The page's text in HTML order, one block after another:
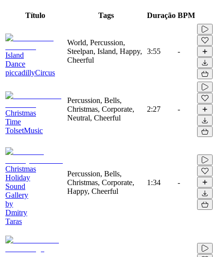
Título Tags Duração BPM
Island
Dance
piccadillyCircus
World, Percussion,
Steelpan, Island, Happy,
Cheerful
3:55 -
Christmas
Time
TolsetMusic
Percussion, Bells,
Christmas, Corporate,
Neutral, Cheerful
2:27 -
Christmas
Holiday
Sound
Gallery
by
Dmitry
Taras
Percussion, Bells,
Christmas, Corporate,
Happy, Cheerful
1:34 -